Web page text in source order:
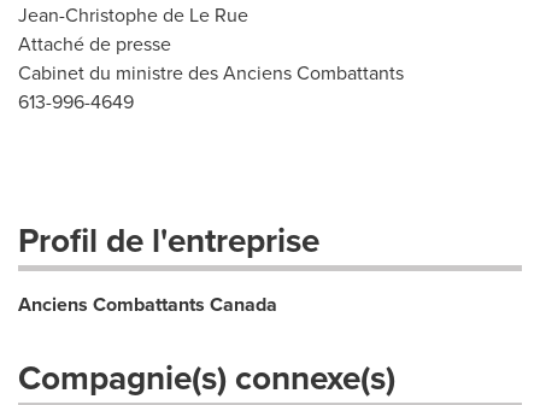
Jean-Christophe de Le Rue
Attaché de presse
Cabinet du ministre des Anciens Combattants
613-996-4649
Profil de l'entreprise
Anciens Combattants Canada
Compagnie(s) connexe(s)